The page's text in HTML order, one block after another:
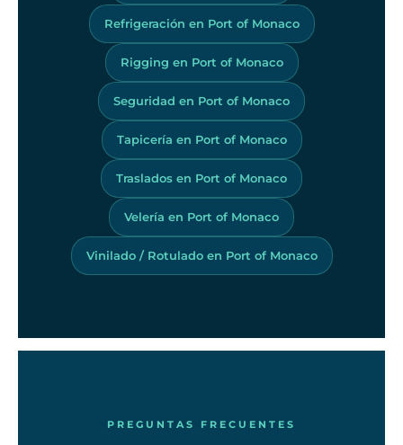
Refrigeración en Port of Monaco
Rigging en Port of Monaco
Seguridad en Port of Monaco
Tapicería en Port of Monaco
Traslados en Port of Monaco
Velería en Port of Monaco
Vinilado / Rotulado en Port of Monaco
PREGUNTAS FRECUENTES